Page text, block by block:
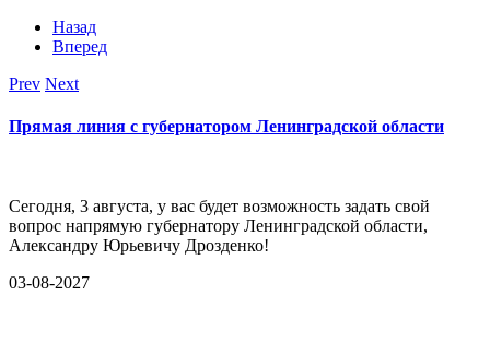
Назад
Вперед
Prev Next
Прямая линия с губернатором Ленинградской области
Сегодня, 3 августа, у вас будет возможность задать свой
вопрос напрямую губернатору Ленинградской области,
Александру Юрьевичу Дрозденко!
03-08-2027